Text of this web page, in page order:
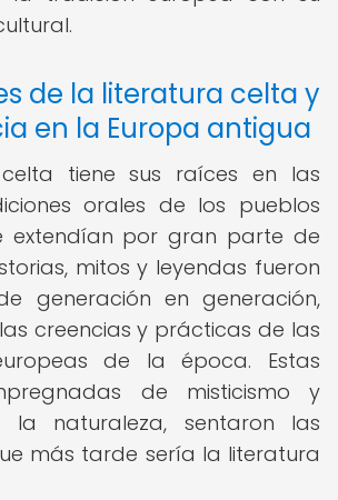
de la literatura celta y
en la Europa antigua
tiene sus raíces en las
orales de los pueblos
extendían por gran parte de
mitos y leyendas fueron
generación en generación,
creencias y prácticas de las
de la época. Estas
de misticismo y
la naturaleza, sentaron las
más tarde sería la literatura